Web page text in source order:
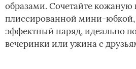
образами. Сочетайте кожаную
плиссированной мини-юбкой,
эффектный наряд, идеально
вечеринки или ужина с